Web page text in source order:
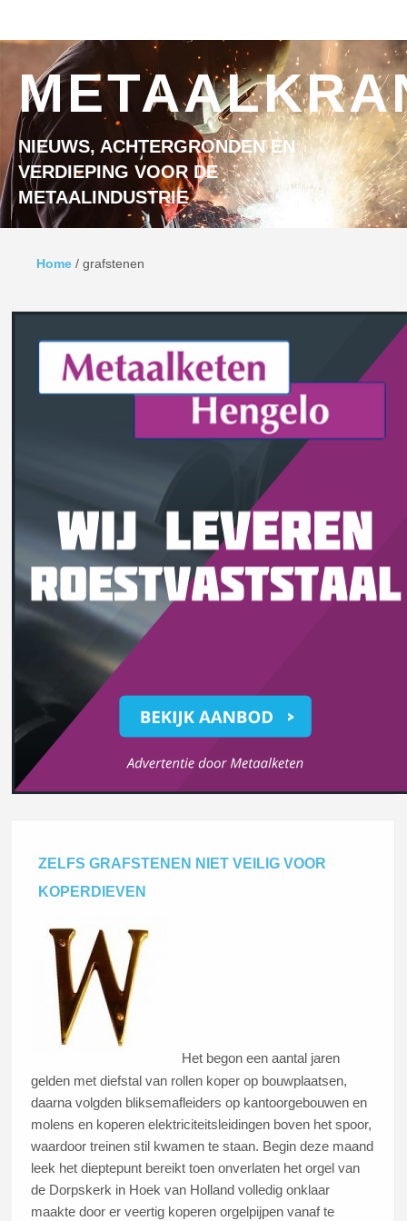
NIEUWS, ACHTERGRONDEN EN
VERDIEPING VOOR DE
METAALINDUSTRIE
Home / grafstenen
ZELFS GRAFSTENEN NIET VEILIG VOOR
KOPERDIEVEN
Het begon een aantal jaren
gelden met diefstal van rollen koper op bouwplaatsen,
daarna volgden bliksemafleiders op kantoorgebouwen en
molens en koperen elektriciteitsleidingen boven het spoor,
waardoor treinen stil kwamen te staan. Begin deze maand
leek het dieptepunt bereikt toen onverlaten het orgel van
de Dorpskerk in Hoek van Holland volledig onklaar
maakte door er veertig koperen orgelpijpen vanaf te